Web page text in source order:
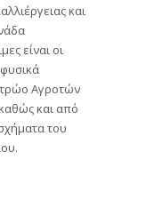
και
είναι οι
Αγροτών
και από
του